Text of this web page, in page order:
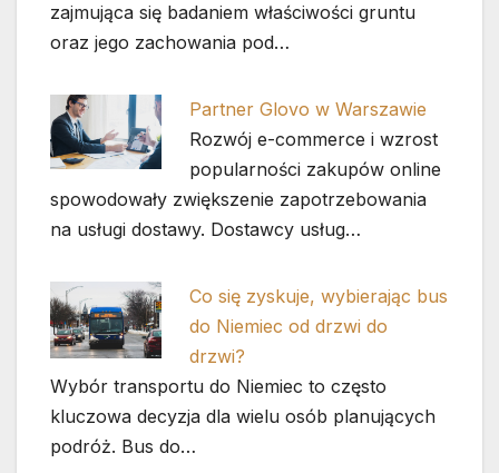
zajmująca się badaniem właściwości gruntu
oraz jego zachowania pod…
Partner Glovo w Warszawie
Rozwój e-commerce i wzrost
popularności zakupów online
spowodowały zwiększenie zapotrzebowania
na usługi dostawy. Dostawcy usług…
Co się zyskuje, wybierając bus
do Niemiec od drzwi do
drzwi?
Wybór transportu do Niemiec to często
kluczowa decyzja dla wielu osób planujących
podróż. Bus do…